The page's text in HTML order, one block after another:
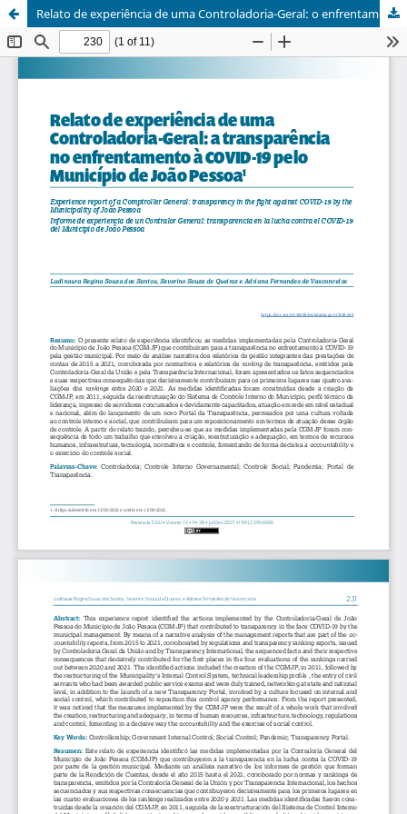
Relato de experiência de uma Controladoria-Geral: o enfrentamento à COVID-19 pelo Município de João Pessoa